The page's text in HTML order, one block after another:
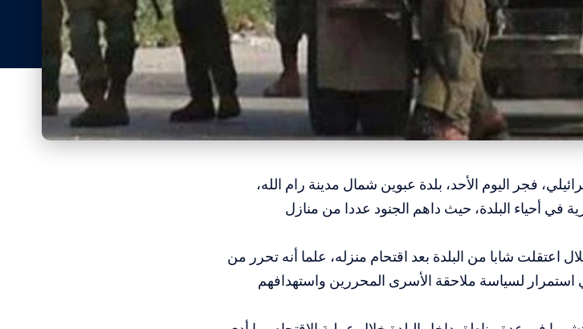
فجر اليوم الأحد، بلدة عبوين شمال مدينة رام الله،
في أحياء البلدة، حيث داهم الجنود عددا من منازل
اعتقلت شابا من البلدة بعد اقتحام منزله، علما أنه تحرر من
لسياسة ملاحقة الأسرى المحررين واستهدافهم